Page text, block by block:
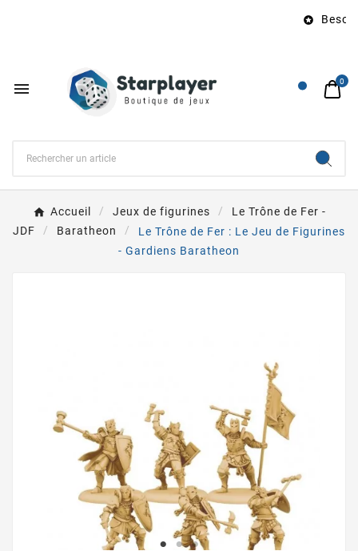
 Besoin
 0
Accueil Jeux de figurines
Le Trône de Fer -
JDF
Baratheon
Le Trône de Fer : Le Jeu de Figurines
- Gardiens Baratheon